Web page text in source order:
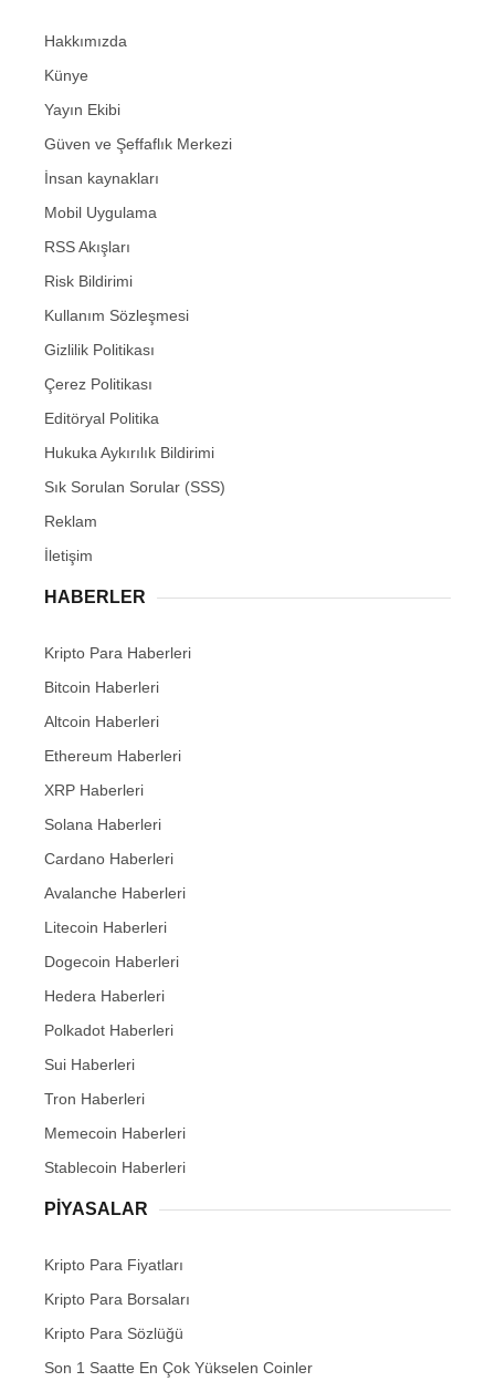
Hakkımızda
Künye
Yayın Ekibi
Güven ve Şeffaflık Merkezi
İnsan kaynakları
Mobil Uygulama
RSS Akışları
Risk Bildirimi
Kullanım Sözleşmesi
Gizlilik Politikası
Çerez Politikası
Editöryal Politika
Hukuka Aykırılık Bildirimi
Sık Sorulan Sorular (SSS)
Reklam
İletişim
HABERLER
Kripto Para Haberleri
Bitcoin Haberleri
Altcoin Haberleri
Ethereum Haberleri
XRP Haberleri
Solana Haberleri
Cardano Haberleri
Avalanche Haberleri
Litecoin Haberleri
Dogecoin Haberleri
Hedera Haberleri
Polkadot Haberleri
Sui Haberleri
Tron Haberleri
Memecoin Haberleri
Stablecoin Haberleri
PIYASALAR
Kripto Para Fiyatları
Kripto Para Borsaları
Kripto Para Sözlüğü
Son 1 Saatte En Çok Yükselen Coinler